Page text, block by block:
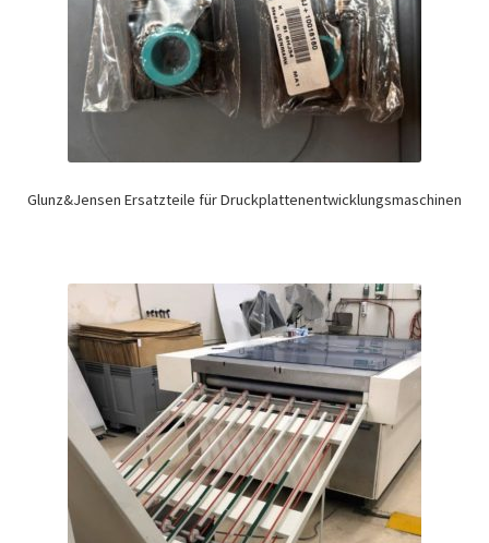
Glunz&Jensen Ersatzteile für Druckplattenentwicklungsmaschinen